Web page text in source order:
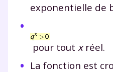
exponentielle de
pour tout xréel.
La fonction est